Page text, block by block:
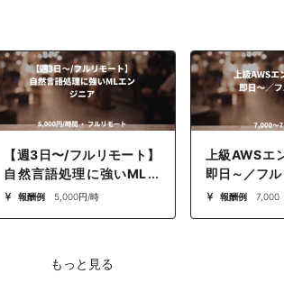
【週3日〜/フルリモート】
自然言語処理に強いMLエ
ンジニア
報酬例 5,000円/時
上級AWSエ
即日～／フ
報酬例 7,000
もっと見る